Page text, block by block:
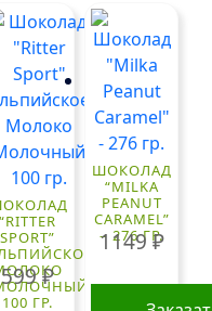
“RITTER
SPORT”
100 ГР.
599₽
ШОКОЛАД
“MILKA
PEANUT
CARAMEL”
– 276 ГР.
1149₽